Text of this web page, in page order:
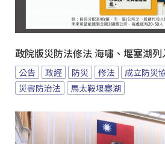
政院版災防法修法 海嘯、堰塞湖列
公告 政經 防災 修法 成立防災
災害防治法
馬太鞍堰塞湖